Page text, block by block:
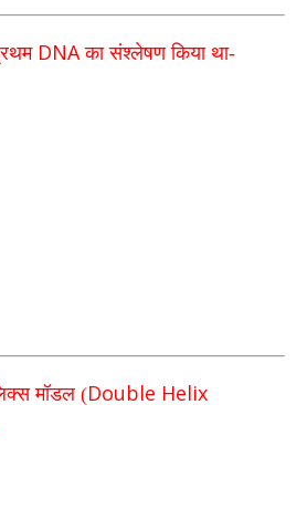
DNAका संश्लेषण किया था-
मॉडल (Double Helix